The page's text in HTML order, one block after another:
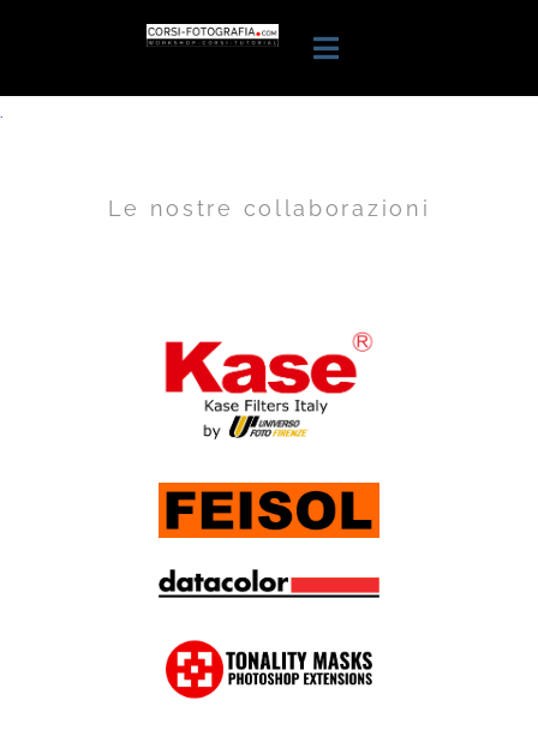
Le nostre collaborazioni